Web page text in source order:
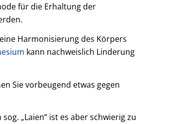
für die Erhaltung der
Harmonisierung des Körpers
kann nachweislich Linderung
Sie vorbeugend etwas gegen
„Laien“ ist es aber schwierig zu